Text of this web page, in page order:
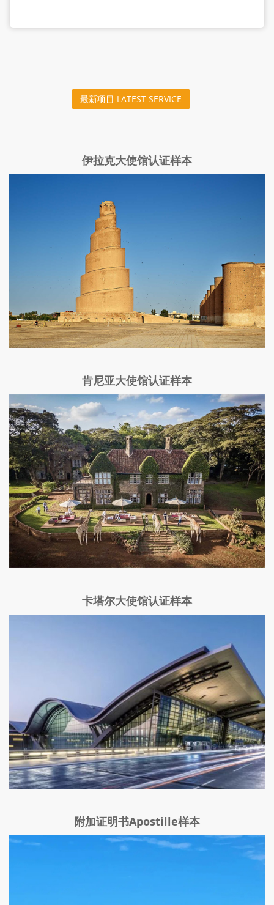
最新项目 LATEST SERVICE
伊拉克大使馆认证样本
肯尼亚大使馆认证样本
卡塔尔大使馆认证样本
附加证明书Apostille样本